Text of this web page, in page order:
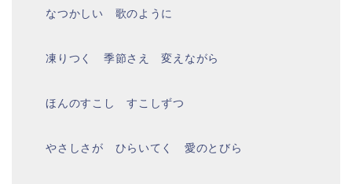
なつかしい 歌のように
凍りつく 季節さえ 変えながら
ほんのすこし すこしずつ
やさしさが ひらいてく 愛のとびら